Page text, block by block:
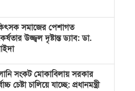
সমাজের পেশাগত
উজ্জ্বল দৃষ্টান্ত ড্যাব: ডা.
সংকট মোকাবিলায় সরকার
চেষ্টা চালিয়ে যাচ্ছে: প্রধানমন্ত্রী